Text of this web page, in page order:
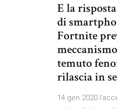
E la
di
Fortnite
temuto
rilascia in
14 gen 2020